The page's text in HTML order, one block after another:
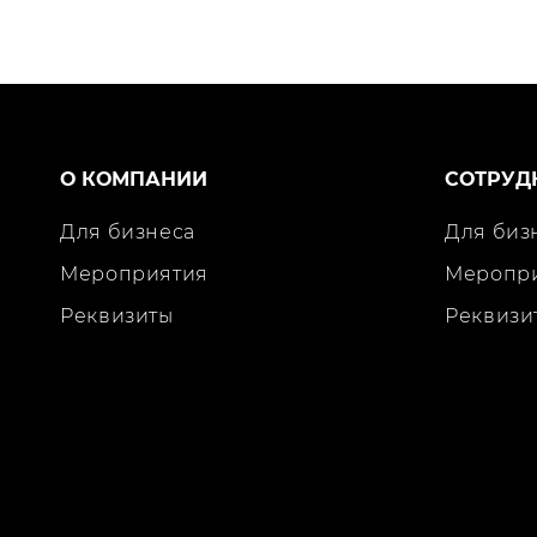
О КОМПАНИИ
Для бизнеса
Мероприятия
Реквизиты
Для